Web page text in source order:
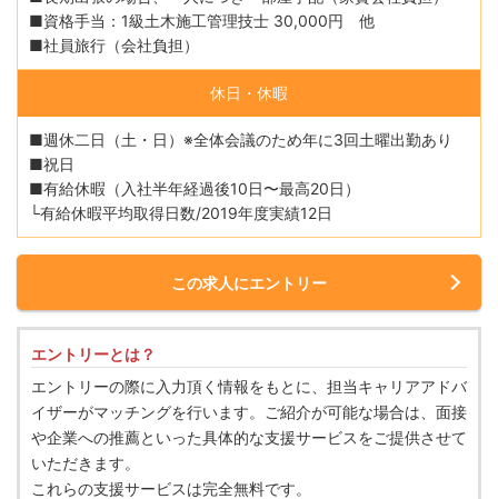
■資格手当：1級土木施工管理技士 30,000円 他
■社員旅行（会社負担）
休日・休暇
■週休二日（土・日）※全体会議のため年に3回土曜出勤あり
■祝日
■有給休暇（入社半年経過後10日〜最高20日）
└有給休暇平均取得日数/2019年度実績12日
この求人にエントリー
エントリーとは？
エントリーの際に入力頂く情報をもとに、担当キャリアアドバ
イザーがマッチングを行います。ご紹介が可能な場合は、面接
や企業への推薦といった具体的な支援サービスをご提供させて
いただきます。
これらの支援サービスは完全無料です。